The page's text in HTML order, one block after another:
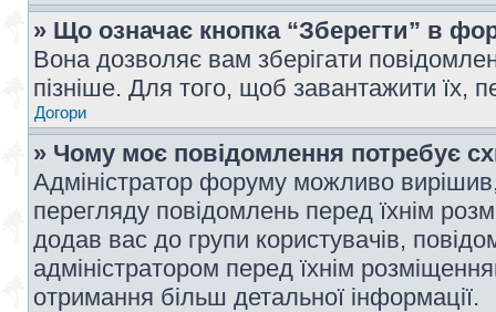
» Що означає кнопка “Зберегти” в
Вона дозволяє вам зберігати
пізніше. Для того, щоб завантажити їх,
Догори
» Чому моє повідомлення потребує
Адміністратор форуму можливо
перегляду повідомлень перед їхнім
додав вас до групи користувачів,
адміністратором перед їхнім
отримання більш детальної інформації.